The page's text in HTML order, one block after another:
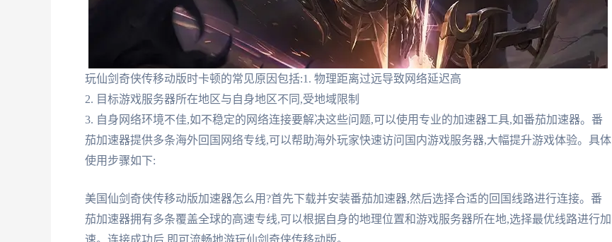
玩仙剑奇侠传移动版时卡顿的常见原因包括:1. 物理距离过远导致网络延迟高
2. 目标游戏服务器所在地区与自身地区不同,受地域限制
3. 自身网络环境不佳,如不稳定的网络连接要解决这些问题,可以使用专业的加速器工具,如番茄加速器。番
茄加速器提供多条海外回国网络专线,可以帮助海外玩家快速访问国内游戏服务器,大幅提升游戏体验。具体
使用步骤如下:
美国仙剑奇侠传移动版加速器怎么用?首先下载并安装番茄加速器,然后选择合适的回国线路进行连接。番
茄加速器拥有多条覆盖全球的高速专线,可以根据自身的地理位置和游戏服务器所在地,选择最优线路进行加